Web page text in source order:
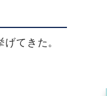
てきた。